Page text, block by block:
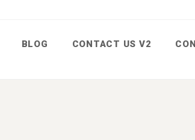
BLOG CONTACT US V2